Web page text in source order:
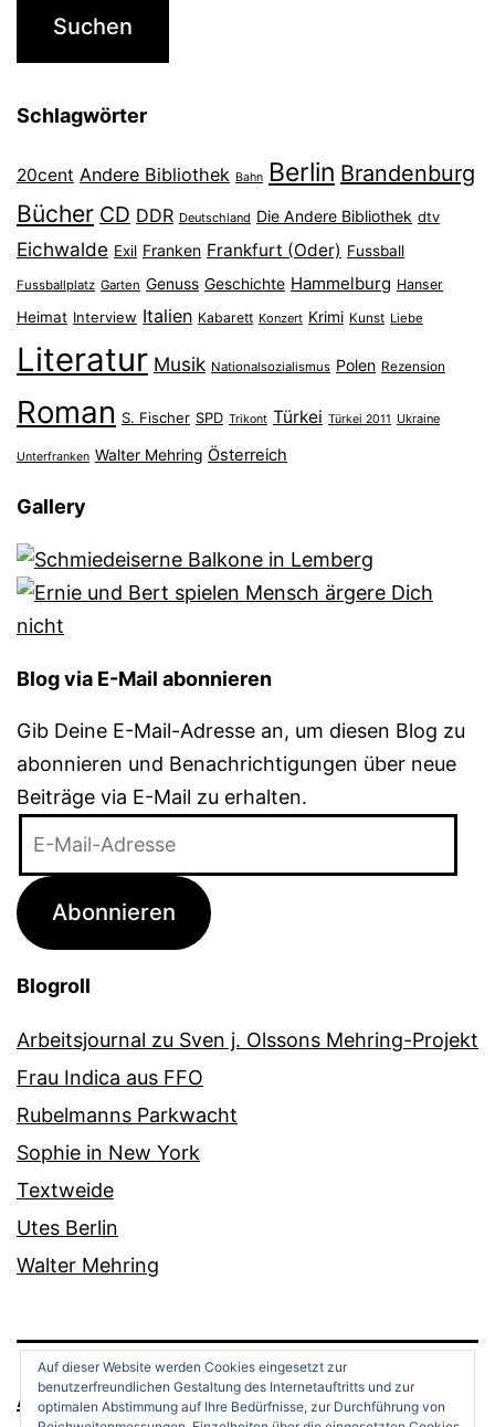
Schlagwörter
20cent Andere Bibliothek Bahn Berlin Brandenburg
Bücher CD DDR Deutschland Die Andere Bibliothek dtv
Eichwalde Exil Franken Frankfurt (Oder) Fussball
Fussballplatz Garten Genuss Geschichte Hammelburg Hanser
Heimat Interview Italien Kabarett Konzert Krimi Kunst Liebe
Literatur Musik Nationalsozialismus Polen Rezension
Roman S. Fischer SPD Trikont Türkei Türkei 2011 Ukraine
Unterfranken Walter Mehring Österreich
Gallery
Blog via E-Mail abonnieren
Gib Deine E-Mail-Adresse an, um diesen Blog zu
abonnieren und Benachrichtigungen über neue
Beiträge via E-Mail zu erhalten.
Adresse
Abonnieren
Blogroll
Arbeitsjournal zu Sven j. Olssons Mehring-Projekt
Frau Indica aus FFO
Rubelmanns Parkwacht
Sophie in New York
Textweide
Utes Berlin
Walter Mehring
Auf dieser Website werden Cookies eingesetzt zur
benutzerfreundlichen Gestaltung des Internetauftritts und zur
optimalen Abstimmung auf Ihre Bedürfnisse, zur Durchführung von
ANDREAS OPPERMANN